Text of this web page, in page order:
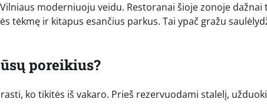
moderniuoju veidu. Restoranai šioje zonoje dažnai
tėkmę ir kitapus esančius parkus. Tai ypač gražu
poreikius?
ko tikitės iš vakaro. Prieš rezervuodami stalelį,